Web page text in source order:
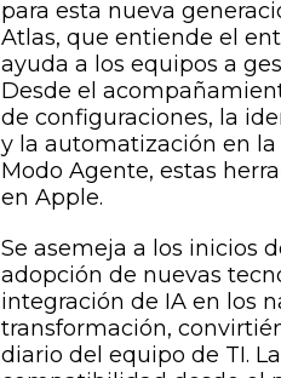
para esta nueva
Atlas, que entiende el
ayuda a los equipos a
Desde el
de configuraciones, la
y la automatización en la
Modo Agente, estas
en Apple.
Se asemeja a los inicios
adopción de nuevas
integración de IA en los
transformación,
diario del equipo de TI.